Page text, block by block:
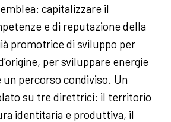
capitalizzare il
e di reputazione della
promotrice di sviluppo per
per sviluppare energie
percorso condiviso. Un
su tre direttrici: il territorio
identitaria e produttiva, il